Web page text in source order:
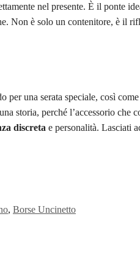
nel presente. È il ponte
Non è solo un contenitore, è il
una serata speciale, così
storia, perché l’accessorio che
discreta e personalità. Lasciati
, Borse Uncinetto